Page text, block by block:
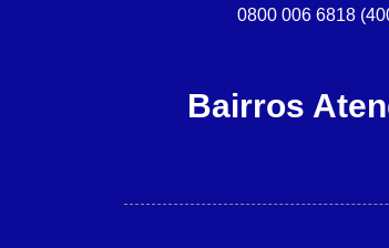
0800 006 6818
Bairros